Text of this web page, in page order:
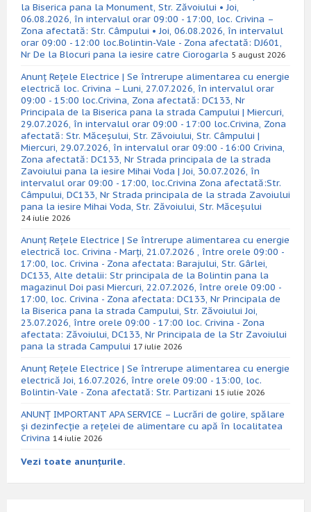
la Biserica pana la Monument, Str. Zăvoiului • Joi,
06.08.2026, în intervalul orar 09:00 - 17:00, loc. Crivina –
Zona afectată: Str. Câmpului • Joi, 06.08.2026, în intervalul
orar 09:00 - 12:00 loc.Bolintin-Vale - Zona afectată: DJ601,
Nr De la Blocuri pana la iesire catre Ciorogarla 5 august 2026
Anunț Rețele Electrice | Se întrerupe alimentarea cu energie
electrică loc. Crivina – Luni, 27.07.2026, în intervalul orar
09:00 - 15:00 loc.Crivina, Zona afectată: DC133, Nr
Principala de la Biserica pana la strada Campului | Miercuri,
29.07.2026, în intervalul orar 09:00 - 17:00 loc.Crivina, Zona
afectată: Str. Măceșului, Str. Zăvoiului, Str. Câmpului |
Miercuri, 29.07.2026, în intervalul orar 09:00 - 16:00 Crivina,
Zona afectată: DC133, Nr Strada principala de la strada
Zavoiului pana la iesire Mihai Voda | Joi, 30.07.2026, în
intervalul orar 09:00 - 17:00, loc.Crivina Zona afectată:Str.
Câmpului, DC133, Nr Strada principala de la strada Zavoiului
pana la iesire Mihai Voda, Str. Zăvoiului, Str. Măceșului
24 iulie 2026
Anunț Rețele Electrice | Se întrerupe alimentarea cu energie
electrică loc. Crivina - Marți, 21.07.2026 , între orele 09:00 -
17:00, loc. Crivina - Zona afectata: Barajului, Str. Gârlei,
DC133, Alte detalii: Str principala de la Bolintin pana la
magazinul Doi pasi Miercuri, 22.07.2026, între orele 09:00 -
17:00, loc. Crivina - Zona afectata: DC133, Nr Principala de
la Biserica pana la strada Campului, Str. Zăvoiului Joi,
23.07.2026, între orele 09:00 - 17:00 loc. Crivina - Zona
afectata: Zăvoiului, DC133, Nr Principala de la Str Zavoiului
pana la strada Campului 17 iulie 2026
Anunț Rețele Electrice | Se întrerupe alimentarea cu energie
electrică Joi, 16.07.2026, între orele 09:00 - 13:00, loc.
Bolintin-Vale - Zona afectată: Str. Partizani 15 iulie 2026
ANUNȚ IMPORTANT APA SERVICE – Lucrări de golire, spălare
și dezinfecție a rețelei de alimentare cu apă în localitatea
Crivina 14 iulie 2026
Vezi toate anunțurile.